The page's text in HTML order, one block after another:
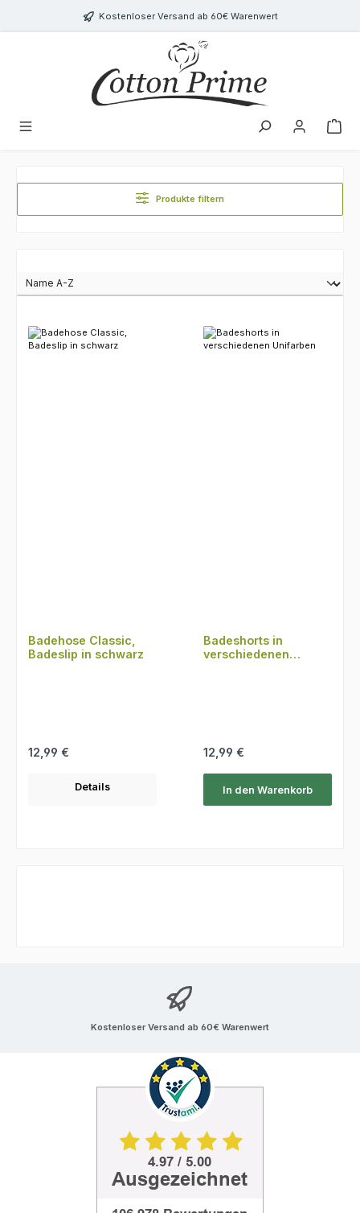
Zum Hauptinhalt springenKostenloser Versand ab 60€ Warenwert
Produkte filtern
Badehose Classic,
Badeslip in schwarz
Regulärer Preis:
12,99 €
Details
Badeshorts in
verschiedenen
Regulärer Preis:
12,99 €
In den Warenkorb
Kostenloser Versand ab 60€ Warenwert